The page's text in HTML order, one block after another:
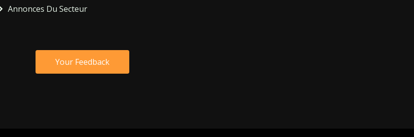
Annonces Du Secteur
Your Feedback